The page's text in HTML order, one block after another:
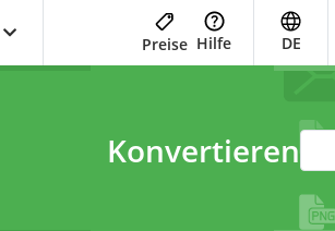
Preise Hilfe DE
Konvertieren